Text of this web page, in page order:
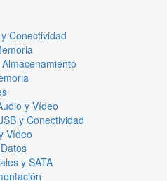
Conectividad
y Vídeo
y Conectividad
Vídeo
y SATA